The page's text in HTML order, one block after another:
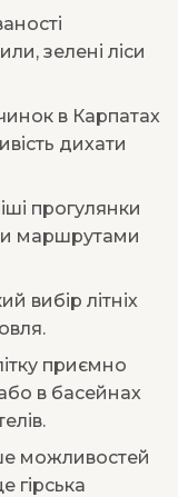
зелені ліси
в Карпатах
дихати
прогулянки
маршрутами
вибір літніх
приємно
в басейнах
можливостей
гірська